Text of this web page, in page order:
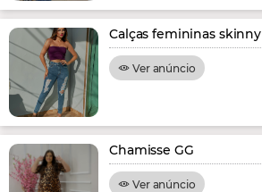
Calças femininas skinny
Ver anúncio
Chamisse GG
Ver anúncio